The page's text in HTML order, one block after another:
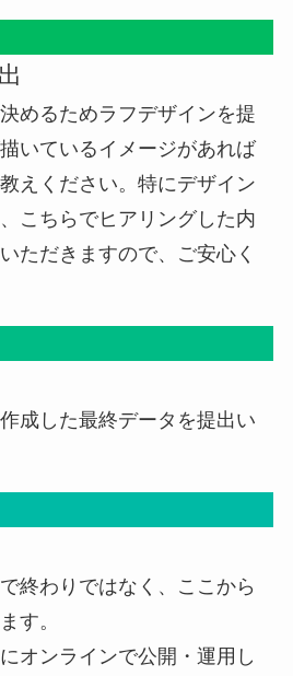
めるためラフデザインを提
いているイメージがあれば
えください。特にデザイン
こちらでヒアリングした内
ただきますので、ご安心く
成した最終データを提出い
終わりではなく、ここから
す。
オンラインで公開・運用し